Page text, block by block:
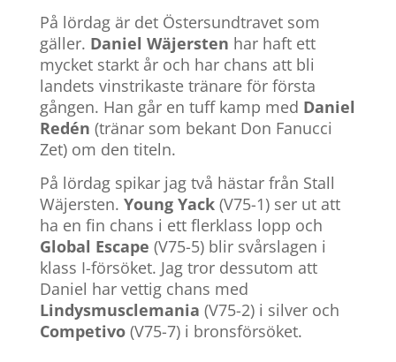
På lördag är det Östersundtravet som
gäller. Daniel Wäjersten har haft ett
mycket starkt år och har chans att bli
landets vinstrikaste tränare för första
gången. Han går en tuff kamp med Daniel
Redén (tränar som bekant Don Fanucci
Zet) om den titeln.
På lördag spikar jag två hästar från Stall
Wäjersten. Young Yack(V75-1) ser ut att
ha en fin chans i ett flerklass lopp och
Global Escape (V75-5) blir svårslagen i
klass I-försöket. Jag tror dessutom att
Daniel har vettig chans med
Lindysmusclemania (V75-2) i silver och
Competivo(V75-7) i bronsförsöket.